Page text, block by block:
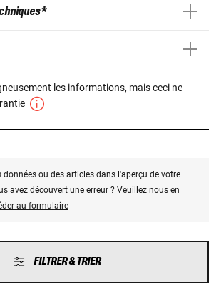
*
les informations, mais ceci ne
données ou des articles dans l'aperçu de votre
avez découvert une erreur ? Veuillez nous en
au formulaire
FILTRER & TRIER